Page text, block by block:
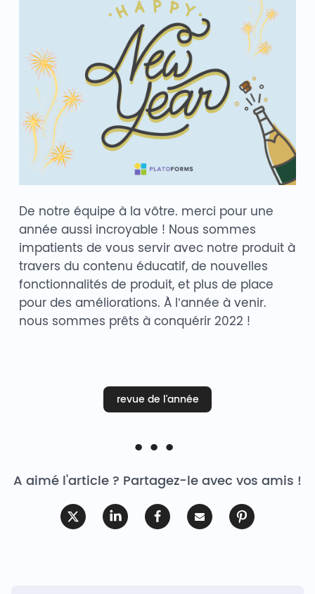
De notre équipe à la vôtre. merci pour une
année aussi incroyable ! Nous sommes
impatients de vous servir avec notre produit à
travers du contenu éducatif, de nouvelles
fonctionnalités de produit, et plus de place
pour des améliorations. À l’année à venir.
nous sommes prêts à conquérir 2022 !
revue de l'année
A aimé l'article ? Partagez-le avec vos amis !